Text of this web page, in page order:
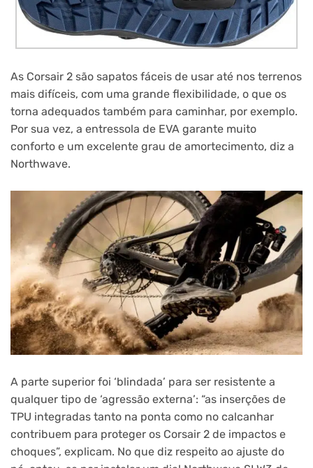
As Corsair 2 são sapatos fáceis de usar até nos terrenos
mais difíceis, com uma grande flexibilidade, o que os
torna adequados também para caminhar, por exemplo.
Por sua vez, a entressola de EVA garante muito
conforto e um excelente grau de amortecimento, diz a
Northwave.
A parte superior foi ‘blindada’ para ser resistente a
qualquer tipo de ‘agressão externa’: “as inserções de
TPU integradas tanto na ponta como no calcanhar
contribuem para proteger os Corsair 2 de impactos e
choques”, explicam. No que diz respeito ao ajuste do